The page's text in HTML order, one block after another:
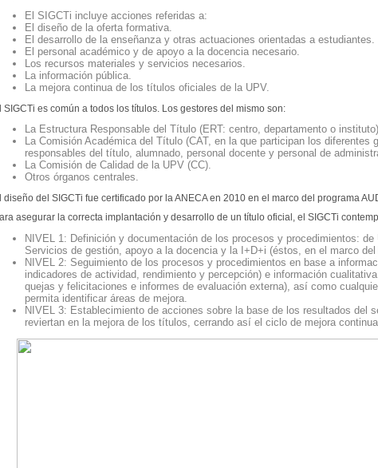
El SIGCTi incluye acciones referidas a:
El diseño de la oferta formativa.
El desarrollo de la enseñanza y otras actuaciones orientadas a estudiantes.
El personal académico y de apoyo a la docencia necesario.
Los recursos materiales y servicios necesarios.
La información pública.
La mejora continua de los títulos oficiales de la UPV.
SIGCTi es común a todos los títulos. Los gestores del mismo son:
La Estructura Responsable del Título (ERT: centro, departamento o
La Comisión Académica del Título (CAT, en la que participan los diferentes
responsables del título, alumnado, personal docente y personal de
La Comisión de Calidad de la UPV (CC).
Otros órganos centrales.
diseño del SIGCTi fue certificado por la ANECA en 2010 en el marco del programa
asegurar la correcta implantación y desarrollo de un título oficial, el SIGCTi
NIVEL 1: Definición y documentación de los procesos y procedimientos:
Servicios de gestión, apoyo a la docencia y la I+D+i (éstos, en el marco del
NIVEL 2: Seguimiento de los procesos y procedimientos en base a
indicadores de actividad, rendimiento y percepción) e información
quejas y felicitaciones e informes de evaluación externa), así como
permita identificar áreas de mejora.
NIVEL 3: Establecimiento de acciones sobre la base de los resultados del
reviertan en la mejora de los títulos, cerrando así el ciclo de mejora continua.